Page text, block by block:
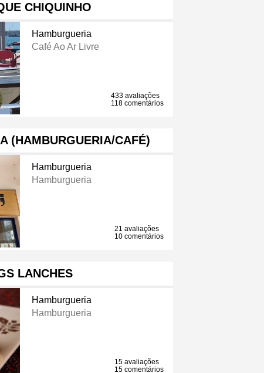
CHIQUINHO
Hamburgueria
Café Ao Ar Livre
433 avaliações
118 comentários
(HAMBURGUERIA/CAFÉ)
Hamburgueria
Hamburgueria
21 avaliações
10 comentários
LANCHES
Hamburgueria
Hamburgueria
15 avaliações
15 comentários